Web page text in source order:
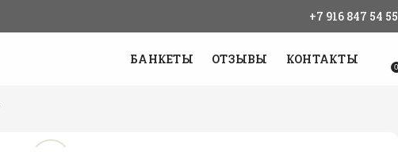
+7 916 847 54 55
БАНКЕТЫ ОТЗЫВЫ КОНТАКТЫ
0